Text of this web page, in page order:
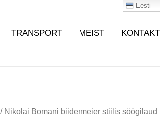
TRANSPORT MEIST KONTAKT
/ Nikolai Bomani biidermeier stiilis söögilaud
Eesti